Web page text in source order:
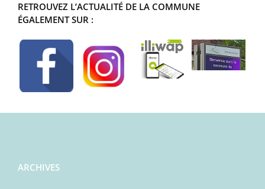
RETROUVEZ L’ACTUALITÉ DE LA COMMUNE
ÉGALEMENT SUR :
ARCHIVES